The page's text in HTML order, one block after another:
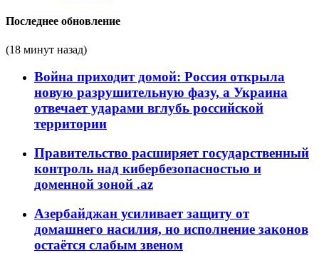
Последнее обновление
(18 минут назад)
Война приходит домой: Россия открыла
новую разрушительную фазу, а Украина
отвечает ударами вглубь российской
территории
Правительство расширяет государственный
контроль над кибербезопасностью и
доменной зоной .az
Азербайджан усиливает защиту от
домашнего насилия, но исполнение законов
остаётся слабым звеном